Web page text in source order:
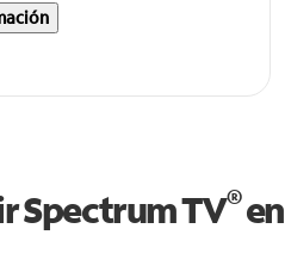
Spectrum TV®en